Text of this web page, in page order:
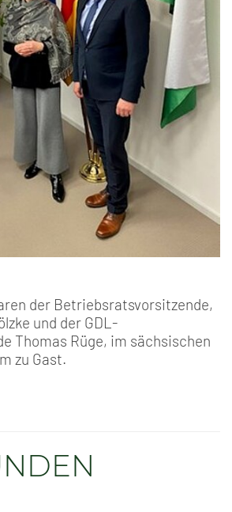
der Betriebsratsvorsitzende,
und der GDL-
Thomas Rüge, im sächsischen
zu Gast.